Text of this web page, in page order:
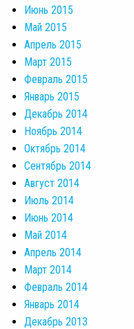
Июнь 2015
Май 2015
Апрель 2015
Март 2015
Февраль 2015
Январь 2015
Декабрь 2014
Ноябрь 2014
Октябрь 2014
Сентябрь 2014
Август 2014
Июль 2014
Июнь 2014
Май 2014
Апрель 2014
Март 2014
Февраль 2014
Январь 2014
Декабрь 2013